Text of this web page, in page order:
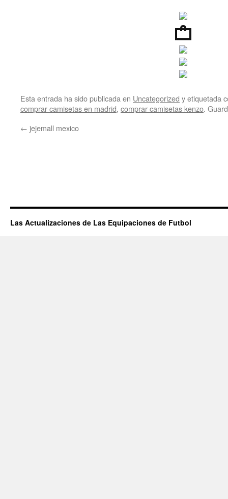
Esta entrada ha sido publicada en Uncategorized y etiquetada
comprar camisetas en madrid, comprar camisetas kenzo.
← jejemall mexico
Las Actualizaciones de Las Equipaciones de Futbol